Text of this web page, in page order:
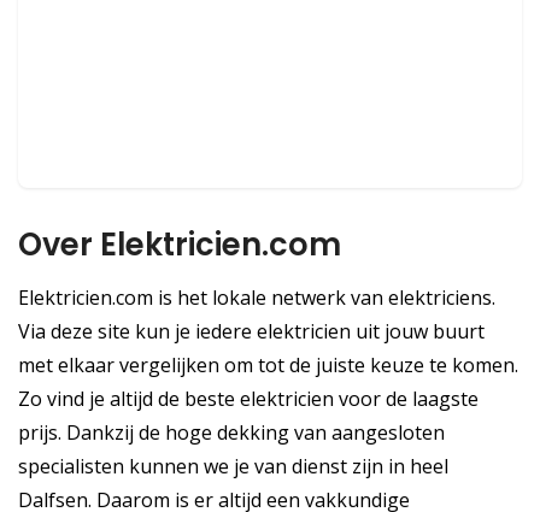
Over Elektricien.com
Elektricien.com is het lokale netwerk van elektriciens.
Via deze site kun je iedere elektricien uit jouw buurt
met elkaar vergelijken om tot de juiste keuze te komen.
Zo vind je altijd de beste elektricien voor de laagste
prijs. Dankzij de hoge dekking van aangesloten
specialisten kunnen we je van dienst zijn in heel
Dalfsen. Daarom is er altijd een vakkundige